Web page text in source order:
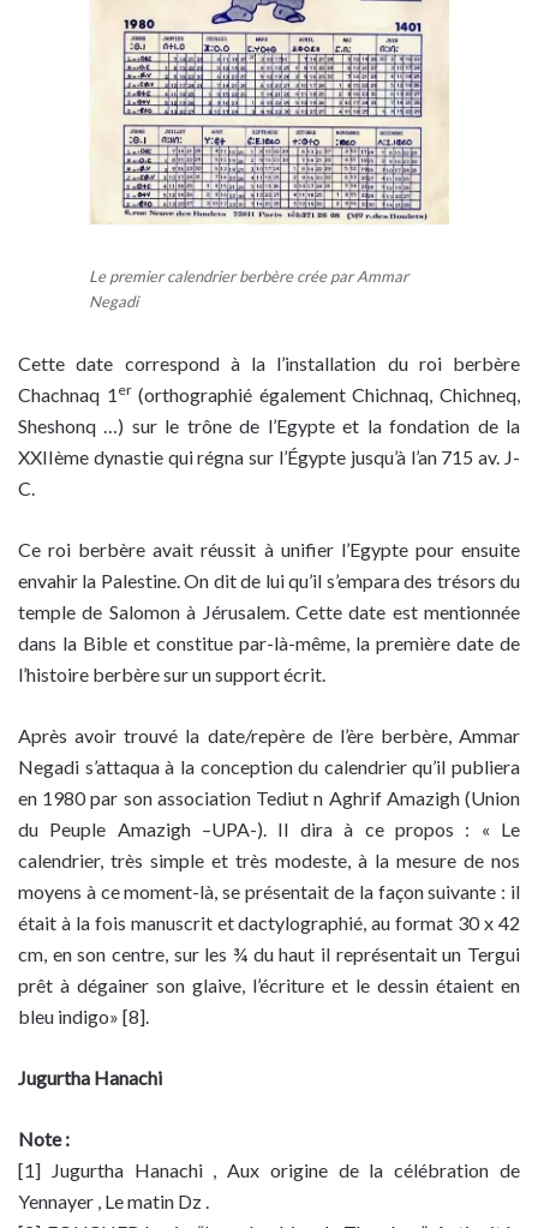
Le premier calendrier berbère crée par Ammar
Negadi
Cette date correspond à la l’installation du roi berbère
Chachnaq 1 er(orthographié également Chichnaq, Chichneq,
Sheshonq …) sur le trône de l’Egypte et la fondation de la
XXIIème dynastie qui régna sur l’Égypte jusqu’à l’an 715 av. J-
C.
Ce roi berbère avait réussit à unifier l’Egypte pour ensuite
envahir la Palestine. On dit de lui qu’il s’empara des trésors du
temple de Salomon à Jérusalem. Cette date est mentionnée
dans la Bible et constitue par-là-même, la première date de
l’histoire berbère sur un support écrit.
Après avoir trouvé la date/repère de l’ère berbère, Ammar
Negadi s’attaqua à la conception du calendrier qu’il publiera
en 1980 par son association Tediut n Aghrif Amazigh (Union
du Peuple Amazigh –UPA-). Il dira à ce propos : « Le
calendrier, très simple et très modeste, à la mesure de nos
moyens à ce moment-là, se présentait de la façon suivante : il
était à la fois manuscrit et dactylographié, au format 30 x 42
cm, en son centre, sur les ¾ du haut il représentait un Tergui
prêt à dégainer son glaive, l’écriture et le dessin étaient en
bleu indigo» [8].
Jugurtha Hanachi
Note :
[1] Jugurtha Hanachi , Aux origine de la célébration de
Yennayer , Le matin Dz .